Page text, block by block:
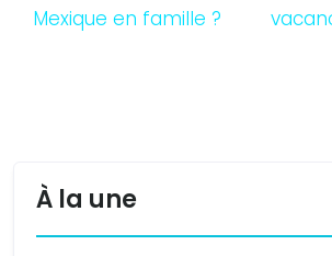
Mexique en famille ?
À la une